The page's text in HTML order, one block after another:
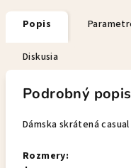
Popis
Diskusia
Podrobný popis
Dámska skrátená